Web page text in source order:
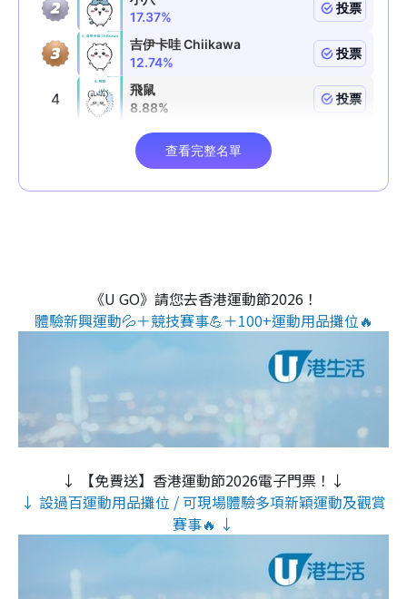
《U GO》請您去香港運動節2026！
體驗新興運動💦＋競技賽事💪＋100+運動用品攤位🔥
↓ 【免費送】香港運動節2026電子門票！↓
↓ 設過百運動用品攤位 / 可現場體驗多項新穎運動及觀賞
賽事🔥 ↓